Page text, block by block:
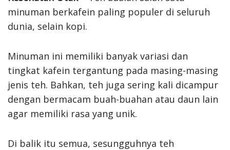
minuman berkafein paling populer di seluruh
dunia, selain kopi.
Minuman ini memiliki banyak variasi dan
tingkat kafein tergantung pada masing-masing
jenis teh. Bahkan, teh juga sering kali dicampur
dengan bermacam buah-buahan atau daun lain
agar memiliki rasa yang unik.
Di balik itu semua, sesungguhnya teh